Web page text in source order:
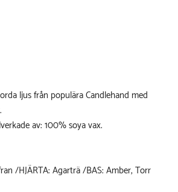
ljus från populära Candlehand med
av: 100% soya vax.
/HJÄRTA: Agarträ /BAS: Amber, Torr